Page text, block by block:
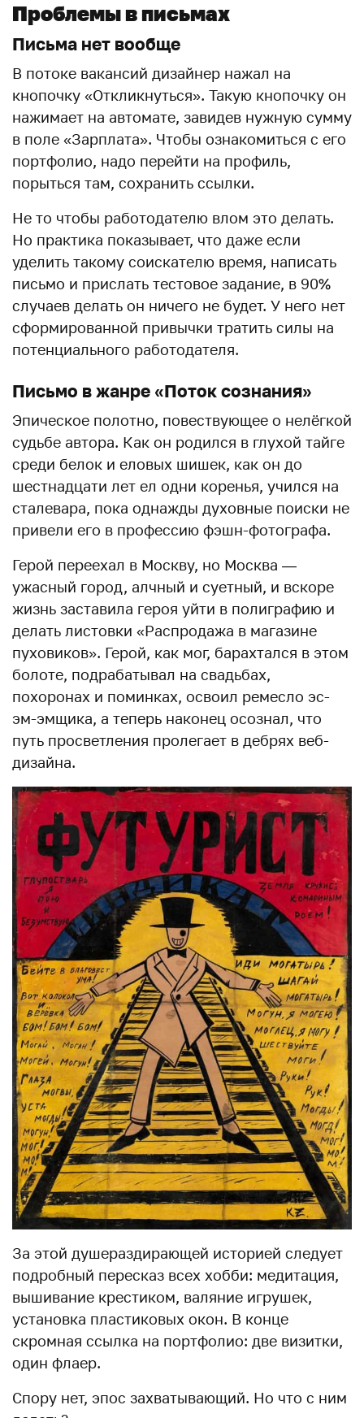
Проблемы в письмах
Письма нет вообще
В потоке вакансий дизайнер нажал на
кнопочку «Откликнуться». Такую кнопочку он
нажимает на автомате, завидев нужную сумму
в поле «Зарплата». Чтобы ознакомиться с его
портфолио, надо перейти на профиль,
порыться там, сохранить ссылки.
Не то чтобы работодателю влом это делать.
Но практика показывает, что даже если
уделить такому соискателю время, написать
письмо и прислать тестовое задание, в 90%
случаев делать он ничего не будет. У него нет
сформированной привычки тратить силы на
потенциального работодателя.
Письмо в жанре «Поток сознания»
Эпическое полотно, повествующее о нелёгкой
судьбе автора. Как он родился в глухой тайге
среди белок и еловых шишек, как он до
шестнадцати лет ел одни коренья, учился на
сталевара, пока однажды духовные поиски не
привели его в профессию фэшн-фотографа.
Герой переехал в Москву, но Москва —
ужасный город, алчный и суетный, и вскоре
жизнь заставила героя уйти в полиграфию и
делать листовки «Распродажа в магазине
пуховиков». Герой, как мог, барахтался в этом
болоте, подрабатывал на свадьбах,
похоронах и поминках, освоил ремесло эс-
эм-эмщика, а теперь наконец осознал, что
путь просветления пролегает в дебрях веб-
дизайна.
За этой душераздирающей историей следует
подробный пересказ всех хобби: медитация,
вышивание крестиком, валяние игрушек,
установка пластиковых окон. В конце
скромная ссылка на портфолио: две визитки,
один флаер.
Спору нет, эпос захватывающий. Но что с ним